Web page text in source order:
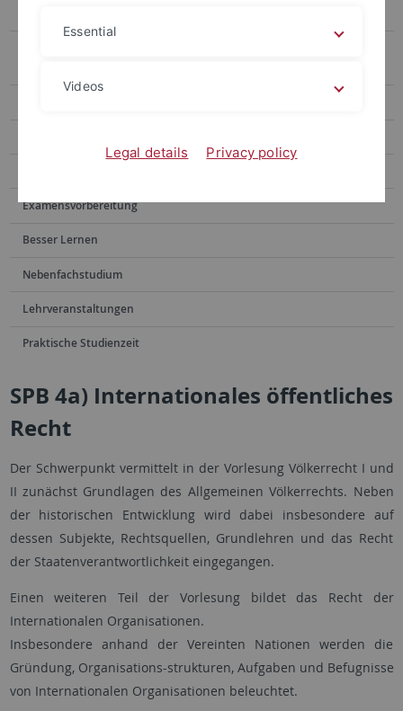
Examensvorbereitung
Besser Lernen
Nebenfachstudium
Lehrveranstaltungen
Praktische Studienzeit
SPB 4a) Internationales öffentliches
Recht
Der Schwerpunkt vermittelt in der Vorlesung Völkerrecht I und
II zunächst Grundlagen des Allgemeinen Völkerrechts. Neben
der historischen Entwicklung wird dabei insbesondere auf
dessen Subjekte, Rechtsquellen, Grundlehren und das Recht
der Staatenverantwortlichkeit eingegangen.
Einen weiteren Teil der Vorlesung bildet das Recht der
Internationalen Organisationen.
Insbesondere anhand der Vereinten Nationen werden die
Gründung, Organisations-strukturen, Aufgaben und Befugnisse
von Internationalen Organisationen beleuchtet.
Essential
Videos
Legal details Privacy policy